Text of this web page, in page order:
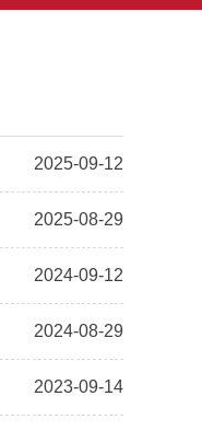
2025-09-12
2025-08-29
2024-09-12
2024-08-29
2023-09-14